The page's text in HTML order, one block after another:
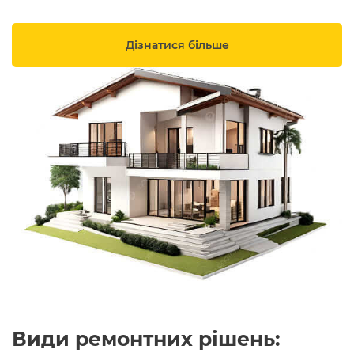
Дізнатися більше
Види ремонтних рішень: